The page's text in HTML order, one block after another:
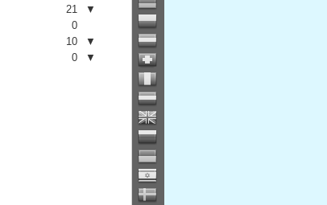
21
▼
0
10
▼
0 ▼